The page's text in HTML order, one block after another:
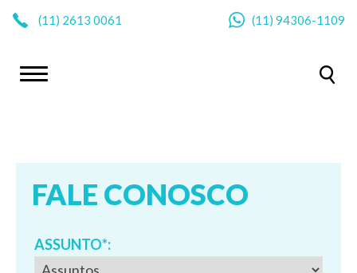
(11) 2613 0061 (11) 94306-1109
FALE CONOSCO
ASSUNTO*: